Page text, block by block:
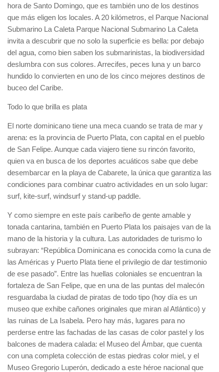
hora de Santo Domingo, que es también uno de los destinos
que más eligen los locales. A 20 kilómetros, el Parque Nacional
Submarino La Caleta Parque Nacional Submarino La Caleta
invita a descubrir que no solo la superficie es bella: por debajo
del agua, como bien saben los submarinistas, la biodiversidad
deslumbra con sus colores. Arrecifes, peces luna y un barco
hundido lo convierten en uno de los cinco mejores destinos de
buceo del Caribe.
Todo lo que brilla es plata
El norte dominicano tiene una meca cuando se trata de mar y
arena: es la provincia de Puerto Plata, con capital en el pueblo
de San Felipe. Aunque cada viajero tiene su rincón favorito,
quien va en busca de los deportes acuáticos sabe que debe
desembarcar en la playa de Cabarete, la única que garantiza las
condiciones para combinar cuatro actividades en un solo lugar:
surf, kite-surf, windsurf y stand-up paddle.
Y como siempre en este país caribeño de gente amable y
tonada cantarina, también en Puerto Plata los paisajes van de la
mano de la historia y la cultura. Las autoridades de turismo lo
subrayan: “República Dominicana es conocida como la cuna de
las Américas y Puerto Plata tiene el privilegio de dar testimonio
de ese pasado”. Entre las huellas coloniales se encuentran la
fortaleza de San Felipe, que en una de las puntas del malecón
resguardaba la ciudad de piratas de todo tipo (hoy día es un
museo que exhibe cañones originales que miran al Atlántico) y
las ruinas de La Isabela. Pero hay más, lugares para no
perderse entre las fachadas de las casas de color pastel y los
balcones de madera calada: el Museo del Ámbar, que cuenta
con una completa colección de estas piedras color miel, y el
Museo Gregorio Luperón, dedicado a este héroe nacional que